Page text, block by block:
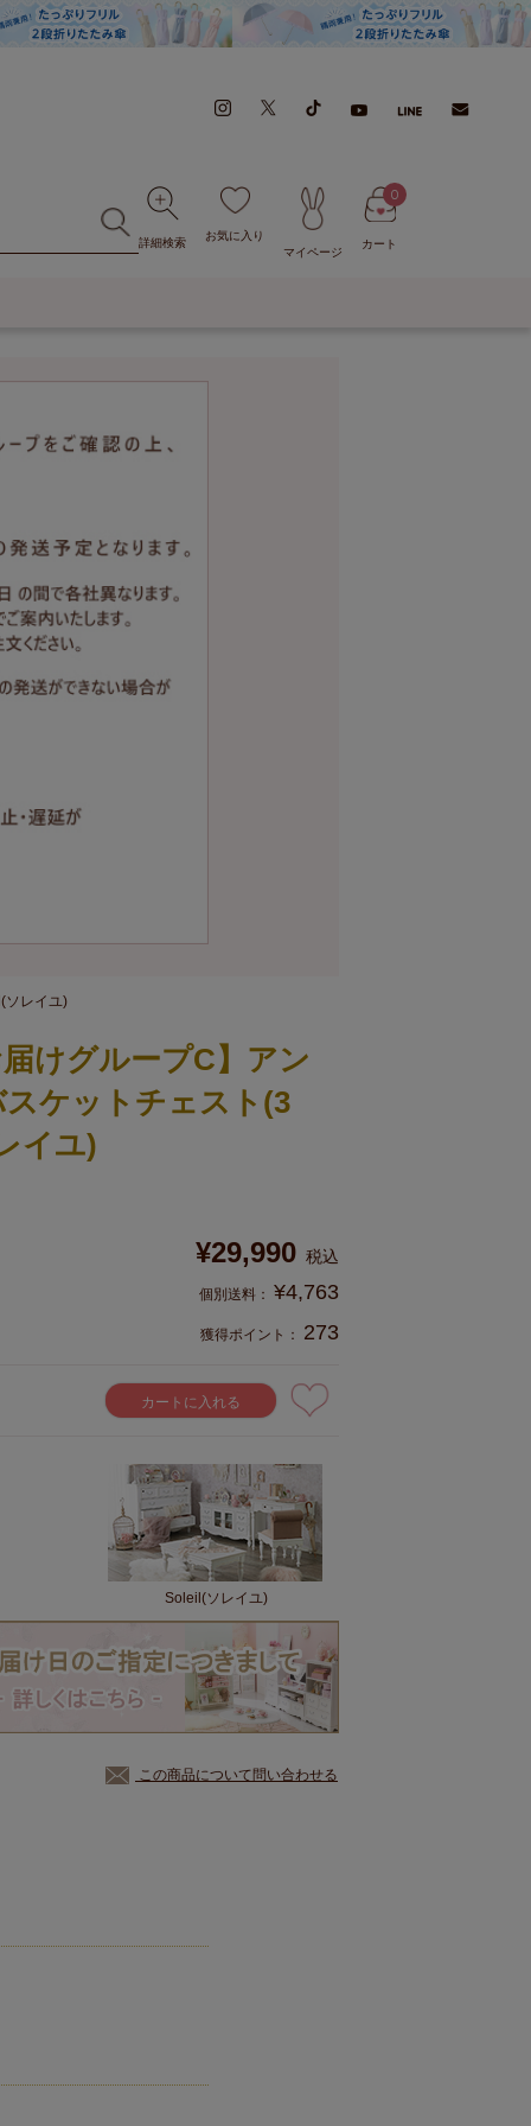
詳細検索
お気に入り
マイページ
カート
0
ソレイユ)
届けグループC】アン
ケットチェスト(3
イユ)
¥29,990 税込
¥4,763
獲得ポイント： 273
カートに入れる
Soleil(ソレイユ)
この商品について問い合わせる